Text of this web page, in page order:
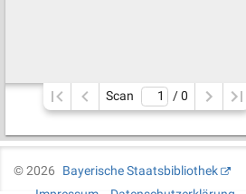
Scan / 0
©2026
Bayerische Staatsbibliothek